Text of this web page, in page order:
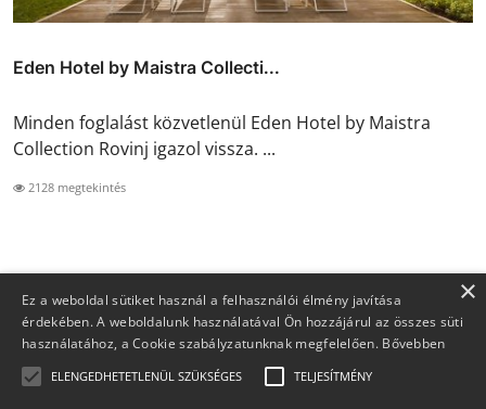
Eden Hotel by Maistra Collecti...
Minden foglalást közvetlenül Eden Hotel by Maistra
Collection Rovinj igazol vissza. ...
2128 megtekintés
×
Ez a weboldal sütiket használ a felhasználói élmény javítása
érdekében. A weboldalunk használatával Ön hozzájárul az összes süti
használatához, a Cookie szabályzatunknak megfelelően. Bővebben
ELENGEDHETETLENÜL SZÜKSÉGES TELJESÍTMÉNY